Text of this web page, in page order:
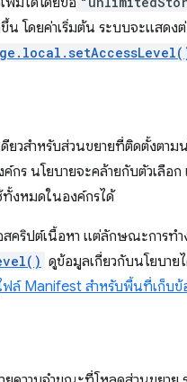
ขึ้น โดยค่าเริ่มต้น ระบบจะแส
วสำหรับส่วนขยายที่ติดตั้งตาม
ร นโยบายจะคล้ายกับตัวเลือ
ทั้งหมดในองค์กรได้
คริปต์เนื้อหา แต่ลักษณะการทำ
ดูข้อมูลเกี่ยวกับนโยบาย
ฟล์ Manifest สำหรับพื้นที่เก็บข้